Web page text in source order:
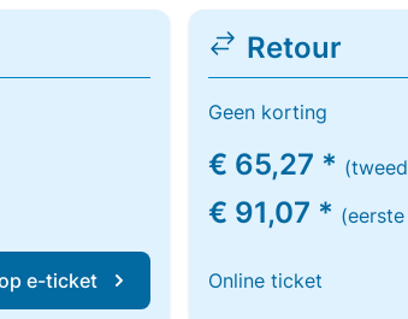
e-ticket
Retour
Geen korting
€ 65,27 *
€ 91,07 *
Online ticket